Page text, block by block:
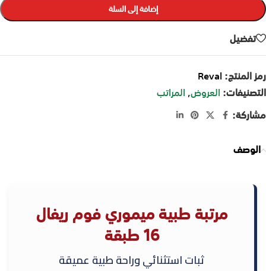
إضافة إلى السلة
تفضيل
رمز المنتج:Reval
التصنيفات:العروض,المراتب
مشاركة:
الوصف
مرتبة طبية ميموري فوم ريفال
16 طبقة
ثبات استثنائي وراحة طبية عميقة